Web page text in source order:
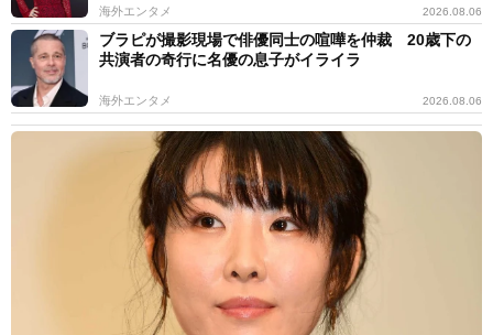
海外エンタメ 2026.08.06
ブラピが撮影現場で俳優同士の喧嘩を仲裁 20歳下の
共演者の奇行に名優の息子がイライラ
海外エンタメ 2026.08.06